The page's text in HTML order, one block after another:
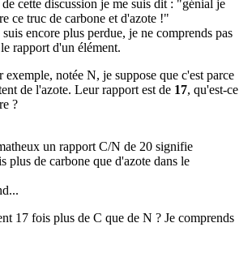
cette discussion je me suis dit : "génial je
ce truc de carbone et d'azote !"
encore plus perdue, je ne comprends pas
rapport d'un élément.
exemple, notée N, je suppose que c'est parce
de l'azote. Leur rapport est de 17, qu'est-ce
?
un rapport C/N de 20 signifie
plus de carbone que d'azote dans le
17 fois plus de C que de N ? Je comprends